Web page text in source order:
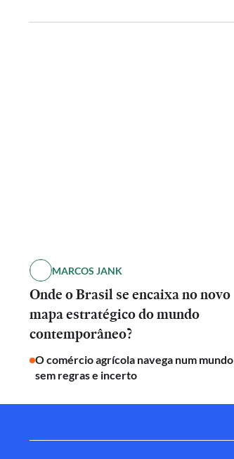
MARCOS JANK
Onde o Brasil se encaixa no novo
mapa estratégico do mundo
contemporâneo?
O comércio agrícola navega num mundo
sem regras e incerto